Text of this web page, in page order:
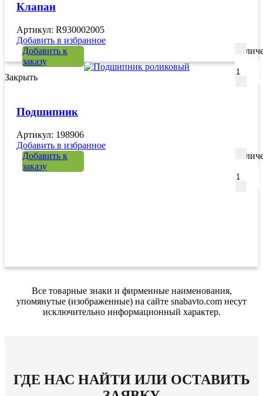
Клапан
Артикул: R930002005
Добавить в избранное
Добавить к
заказу
Закрыть
Подшипник
Артикул: 198906
Добавить в избранное
Добавить к
заказу
Все товарные знаки и фирменные наименования,
упомянутые (изображенные) на сайте snabavto.com несут
исключительно информационный характер.
ГДЕ НАС НАЙТИ ИЛИ ОСТАВИТЬ